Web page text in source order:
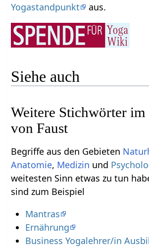
Yogastandpunkt
aus.
Siehe auch
Weitere Stichwörter
Begriffe aus den Gebieten
Anatomie, Medizin und
weitesten Sinn etwas zu tun
sind zum Beispiel
Mantras
Ernährung
Business Yogalehrer/in